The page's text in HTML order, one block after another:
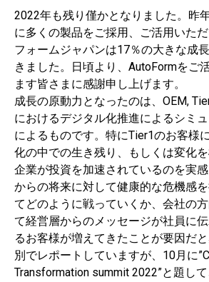
2022年も残り僅かとなりました。昨
に多くの製品をご採用、ご活用いた
フォームジャパンは17％の大きな成
きました。日頃より、AutoFormをご
ます皆さまに感謝申し上げます。
成長の原動力となったのは、OEM,
におけるデジタル化推進によるシミ
によるものです。特にTier1のお客様
化の中での生き残り、もしくは変化
企業が投資を加速されているのを実
からの将来に対して健康的な危機感
てどのように戦っていくか、会社の
て経営層からのメッセージが社員に
るお客様が増えてきたことが要因だと
別でレポートしていますが、10月に
Transformation summit 2022”と題し